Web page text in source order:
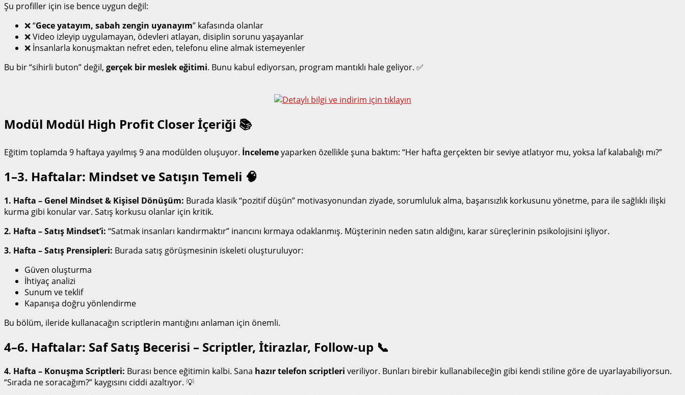
Şu profiller için ise bence uygun değil:
❌ “Gece yatayım, sabah zengin uyanayım” kafasında olanlar
❌ Video izleyip uygulamayan, ödevleri atlayan, disiplin sorunu yaşayanlar
❌ İnsanlarla konuşmaktan nefret eden, telefonu eline almak istemeyenler
Bu bir “sihirli buton” değil, gerçek bir meslek eğitimi. Bunu kabul ediyorsan, program mantıklı hale geliyor. ✅
Modül Modül High Profit Closer İçeriği 📚
Eğitim toplamda 9 haftaya yayılmış 9 ana modülden oluşuyor. İncelemeyaparken özellikle şuna baktım: “Her hafta gerçekten bir seviye atlatıyor mu, yoksa laf kalabalığı mı?”
1–3. Haftalar: Mindset ve Satışın Temeli 🧠
1. Hafta – Genel Mindset & Kişisel Dönüşüm: Burada klasik “pozitif düşün” motivasyonundan ziyade, sorumluluk alma, başarısızlık korkusunu yönetme, para ile sağlıklı ilişki
kurma gibi konular var. Satış korkusu olanlar için kritik.
2. Hafta – Satış Mindset’i: “Satmak insanları kandırmaktır” inancını kırmaya odaklanmış. Müşterinin neden satın aldığını, karar süreçlerinin psikolojisini işliyor.
3. Hafta – Satış Prensipleri: Burada satış görüşmesinin iskeleti oluşturuluyor:
Güven oluşturma
İhtiyaç analizi
Sunum ve teklif
Kapanışa doğru yönlendirme
Bu bölüm, ileride kullanacağın scriptlerin mantığını anlaman için önemli.
4–6. Haftalar: Saf Satış Becerisi – Scriptler, İtirazlar, Follow-up 📞
4. Hafta – Konuşma Scriptleri: Burası bence eğitimin kalbi. Sana hazır telefon scriptleri veriliyor. Bunları birebir kullanabileceğin gibi kendi stiline göre de uyarlayabiliyorsun.
“Sırada ne soracağım?” kaygısını ciddi azaltıyor. 💡